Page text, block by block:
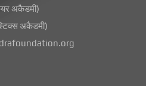
अकैडमी)
अकैडमी)